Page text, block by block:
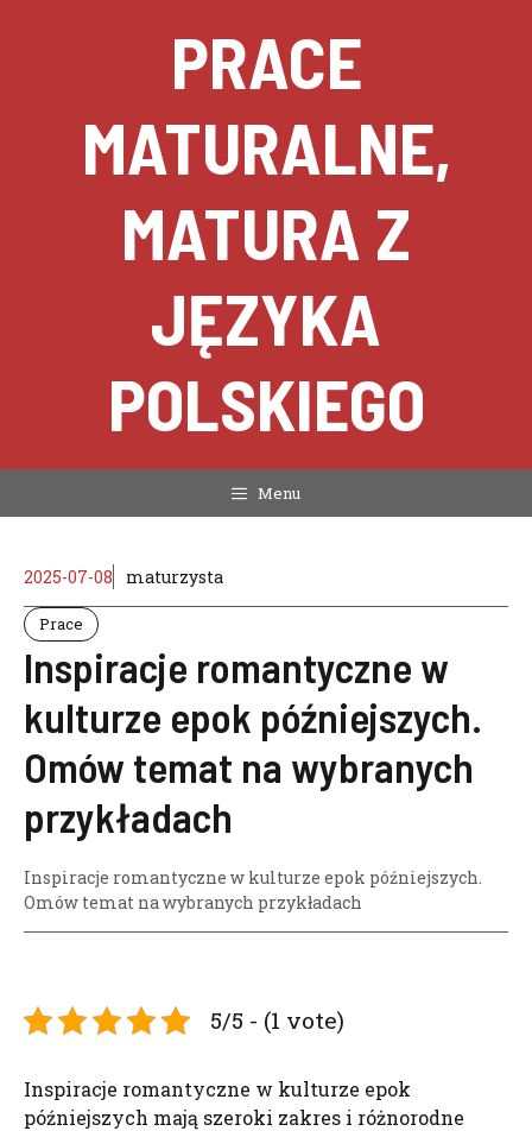
PRACE
MATURALNE,
MATURA Z
JĘZYKA
POLSKIEGO
Menu
2025-07-08 maturzysta
Prace
Inspiracje romantyczne w
kulturze epok późniejszych.
Omów temat na wybranych
przykładach
Inspiracje romantyczne w kulturze epok późniejszych.
Omów temat na wybranych przykładach
5/5 - (1 vote)
Inspiracje romantyczne w kulturze epok
późniejszych mają szeroki zakres i różnorodne